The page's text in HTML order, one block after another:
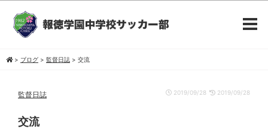
> ブログ > 監督日誌 > 交流
監督日誌 2019/09/28 2019/09/28
交流